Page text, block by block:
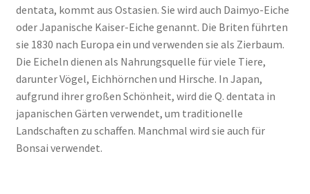
dentata, kommt aus Ostasien. Sie wird auch Daimyo-Eiche
oder Japanische Kaiser-Eiche genannt. Die Briten führten
sie 1830 nach Europa ein und verwenden sie als Zierbaum.
Die Eicheln dienen als Nahrungsquelle für viele Tiere,
darunter Vögel, Eichhörnchen und Hirsche. In Japan,
aufgrund ihrer großen Schönheit, wird die Q. dentata in
japanischen Gärten verwendet, um traditionelle
Landschaften zu schaffen. Manchmal wird sie auch für
Bonsai verwendet.